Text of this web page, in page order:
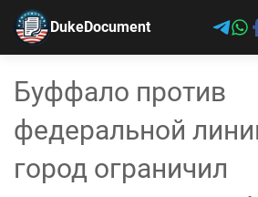
DukeDocument
Буффало против
федеральной
город ограничил